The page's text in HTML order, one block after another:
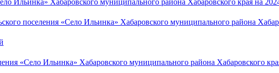
Ильинка» Хабаровского муниципального района Хабаровского края на
поселения «Село Ильинка» Хабаровского муниципального района
«Село Ильинка» Хабаровского муниципального района Хабаровского